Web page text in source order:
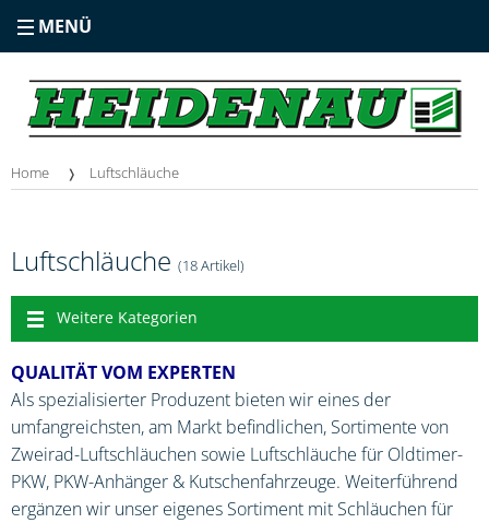
MENÜ
Home Luftschläuche
Luftschläuche (18 Artikel)
Weitere Kategorien
QUALITÄT VOM EXPERTEN
Als spezialisierter Produzent bieten wir eines der
umfangreichsten, am Markt befindlichen, Sortimente von
Zweirad-Luftschläuchen sowie Luftschläuche für Oldtimer-
PKW, PKW-Anhänger & Kutschenfahrzeuge. Weiterführend
ergänzen wir unser eigenes Sortiment mit Schläuchen für